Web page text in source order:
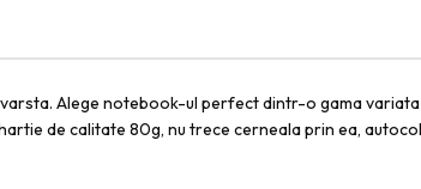
Alege notebook-ul perfect dintr-o gama variata
de calitate 80g, nu trece cerneala prin ea,